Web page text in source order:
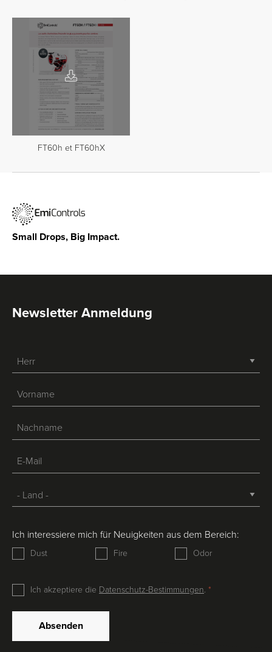
FT60h et FT60hX
Small Drops, Big Impact.
Newsletter Anmeldung
Ich interessiere mich für Neuigkeiten aus dem Bereich:
Dust Fire Odor
Ich akzeptiere die Datenschutz-Bestimmungen.
Absenden